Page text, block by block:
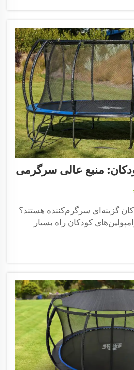
می‌کنند. این مراکز
گزینه‌ای سرگرم‌کننده هستند؟
کودکان راه بسیار
بدنی ضروری هستند. این
نیستند، بلکه یک روش